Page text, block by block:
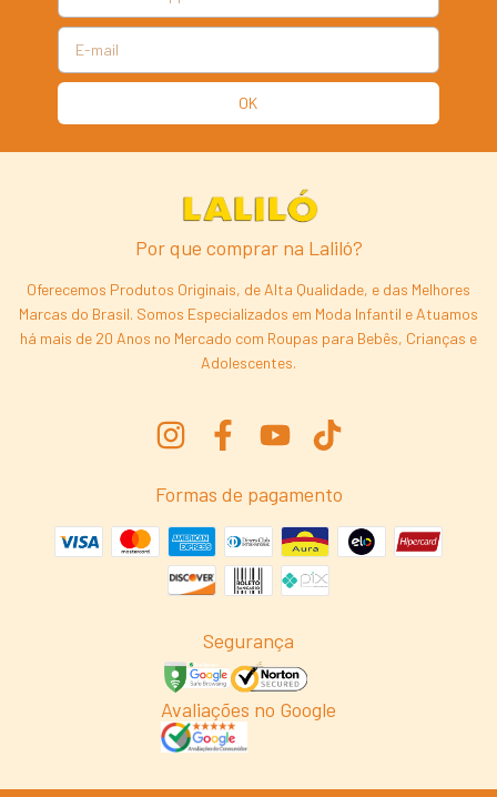
Por que comprar na Laliló?
Oferecemos Produtos Originais, de Alta Qualidade, e das Melhores
Marcas do Brasil. Somos Especializados em Moda Infantil e Atuamos
há mais de 20 Anos no Mercado com Roupas para Bebês, Crianças e
Adolescentes.
Formas de pagamento
Segurança
Avaliações no Google